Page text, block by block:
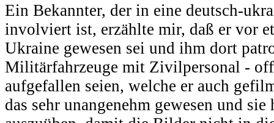
Ein Bekannter, der in eine deutsch-
involviert ist, erzählte mir, daß er vor
Ukraine gewesen sei und ihm dort
Militärfahrzeuge mit Zivilpersonal -
aufgefallen seien, welche er auch
das sehr unangenehm gewesen und